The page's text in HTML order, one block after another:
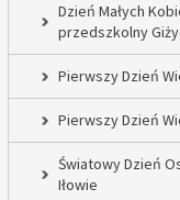
Dzień Małych
przedszkolny
Pierwszy Dzień
Pierwszy Dzień
Światowy Dzień
Iłowie